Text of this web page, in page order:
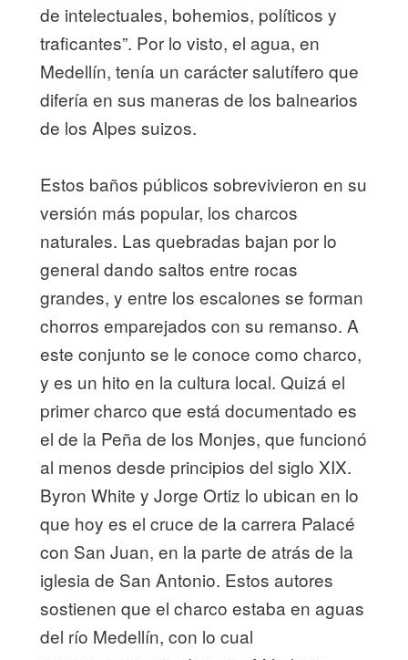
de intelectuales, bohemios, políticos y
traficantes”. Por lo visto, el agua, en
Medellín, tenía un carácter salutífero que
difería en sus maneras de los balnearios
de los Alpes suizos.
Estos baños públicos sobrevivieron en su
versión más popular, los charcos
naturales. Las quebradas bajan por lo
general dando saltos entre rocas
grandes, y entre los escalones se forman
chorros emparejados con su remanso. A
este conjunto se le conoce como charco,
y es un hito en la cultura local. Quizá el
primer charco que está documentado es
el de la Peña de los Monjes, que funcionó
al menos desde principios del siglo XIX.
Byron White y Jorge Ortiz lo ubican en lo
que hoy es el cruce de la carrera Palacé
con San Juan, en la parte de atrás de la
iglesia de San Antonio. Estos autores
sostienen que el charco estaba en aguas
del río Medellín, con lo cual